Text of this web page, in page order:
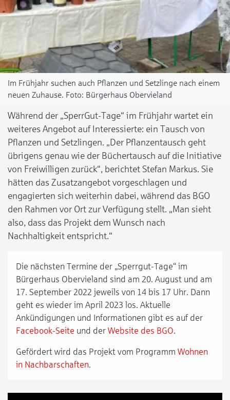
Im Frühjahr suchen auch Pflanzen und Setzlinge nach einem
neuen Zuhause.
Bürgerhaus Obervieland
Während der „SperrGut-Tage“ im Frühjahr wartet ein
weiteres Angebot auf Interessierte: ein Tausch von
Pflanzen und Setzlingen. „Der Pflanzentausch geht
übrigens genau wie der Büchertausch auf die Initiative
von Freiwilligen zurück“, berichtet Stefan Markus. Sie
hätten das Zusatzangebot vorgeschlagen und
engagierten sich weiterhin dabei, während das BGO
den Rahmen vor Ort zur Verfügung stellt. „Man sieht
also, dass das Projekt dem Wunsch nach
Nachhaltigkeit entspricht.“
Die nächsten Termine der „Sperrgut-Tage“ im
Bürgerhaus Obervieland sind am 20. August und am
17. September 2022 jeweils von 14 bis 17 Uhr. Dann
geht es wieder im April 2023 los. Aktuelle
Ankündigungen und Informationen gibt es auf der
Facebook-Seite und der Website des BGO.
Gefördert wird das Projekt vom Programm Wohnen
in Nachbarschaften.